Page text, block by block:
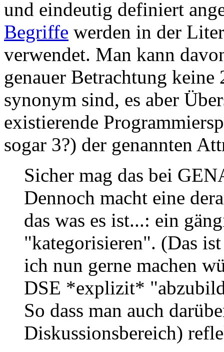
und eindeutig definiert
Begriffe werden in der
verwendet. Man kann
genauer Betrachtung
synonym sind, es aber
existierende
sogar 3?) der genannten
Sicher mag das bei
Dennoch macht eine
das was es ist...: ein
"kategorisieren". (Das
ich nun gerne machen
DSE *explizit*
So dass man auch
Diskussionsbereich)